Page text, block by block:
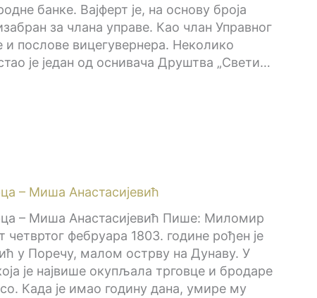
банке. Вајферт је, на основу броја
за члана управе. Као члан Управног
и послове вицегувернера. Неколико
је један од оснивача Друштва „Свети…
– Миша Анастасијевић
– Миша Анастасијевић Пише: Миломир
четвртог фебруара 1803. године рођен је
у Поречу, малом острву на Дунаву. У
је највише окупљала трговце и бродаре
Када је имао годину дана, умире му